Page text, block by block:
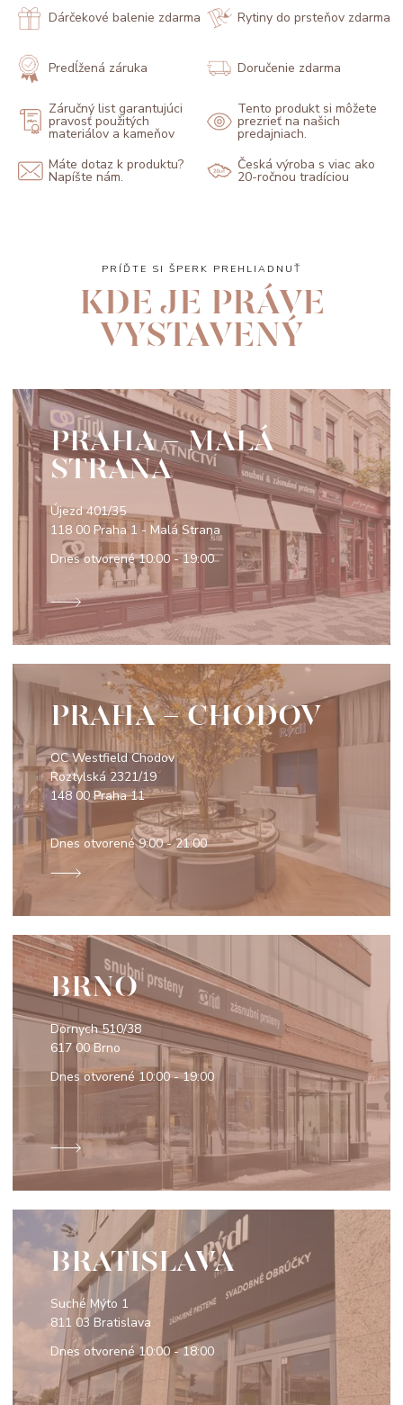
Dárčekové balenie zdarma Rytiny do prsteňov zdarma
Predĺžená záruka Doručenie zdarma
Záručný list garantujúci
pravosť použitých
materiálov a kameňov
Tento produkt si môžete
prezrieť na našich
predajniach.
Máte dotaz k produktu?
Napíšte nám.
Česká výroba s viac ako
20-ročnou tradíciou
PRÍĎTE SI ŠPERK PREHLIADNUŤ
KDE JE PRÁVE
VYSTAVENÝ
PRAHA - MALÁ
STRANA
Újezd 401/35
118 00 Praha 1 - Malá Strana
Dnes otvorené10:00 - 19:00
PRAHA - CHODOV
OC Westfield Chodov
Roztylská 2321/19
148 00 Praha 11
Dnes otvorené9:00 - 21:00
BRNO
Dornych 510/38
617 00 Brno
Dnes otvorené 10:00 - 19:00
BRATISLAVA
Suché Mýto 1
811 03 Bratislava
Dnes otvorené10:00 - 18:00